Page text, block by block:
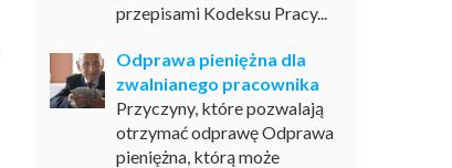
przepisami Kodeksu Pracy...
Odprawa pieniężna dla
zwalnianego pracownika
Przyczyny, które pozwalają
otrzymać odprawę Odprawa
pieniężna, którą może